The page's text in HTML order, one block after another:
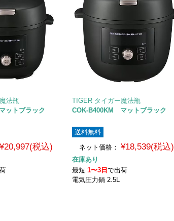
法瓶
ットブラック
¥20,997(税込)
TIGER タイガー魔法瓶
COK-B400KM マットブラック
送料無料
ネット価格：
¥18,539(税込)
在庫あり
最短1〜3日で出荷
電気圧力鍋 2.5L